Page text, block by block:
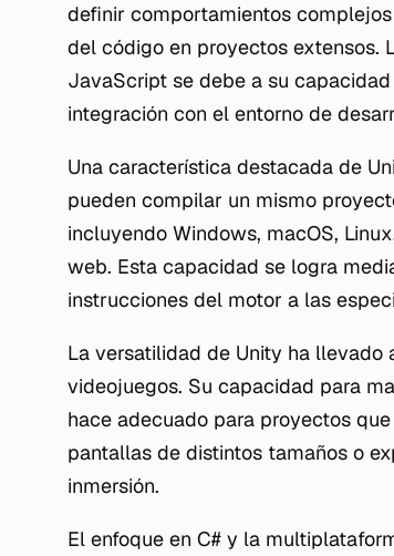
definir comportamientos
del código en proyectos extensos.
JavaScript se debe a su
integración con el entorno de
Una característica destacada de
pueden compilar un mismo
incluyendo Windows, macOS,
web. Esta capacidad se logra
instrucciones del motor a las
La versatilidad de Unity ha llevado
videojuegos. Su capacidad para
hace adecuado para proyectos
pantallas de distintos tamaños o
inmersión.
El enfoque en C# y la